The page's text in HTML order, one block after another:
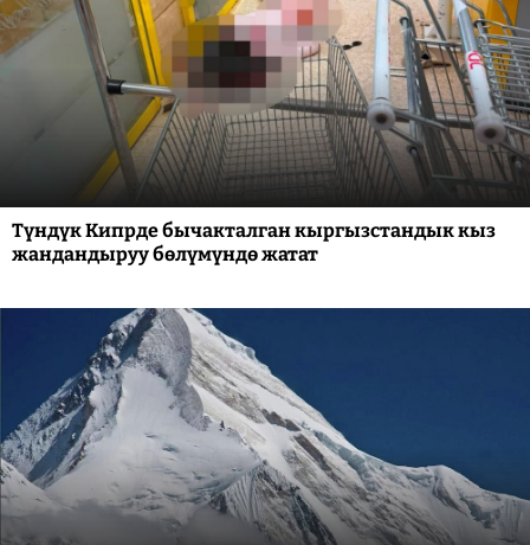
Түндүк Кипрде бычакталган кыргызстандык кыз
жандандыруу бөлүмүндө жатат